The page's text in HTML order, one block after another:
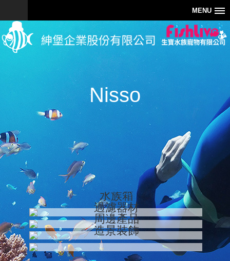
MENU
0
Nisso
水族箱
過濾器材
周邊產品
造景裝飾